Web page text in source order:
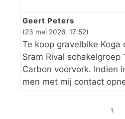
Geert Peters
(23 mei 2026. 17:52)
Te koop gravelbike Koga
Sram Rival schakelgroep
Carbon voorvork. Indien
men met mij contact
1